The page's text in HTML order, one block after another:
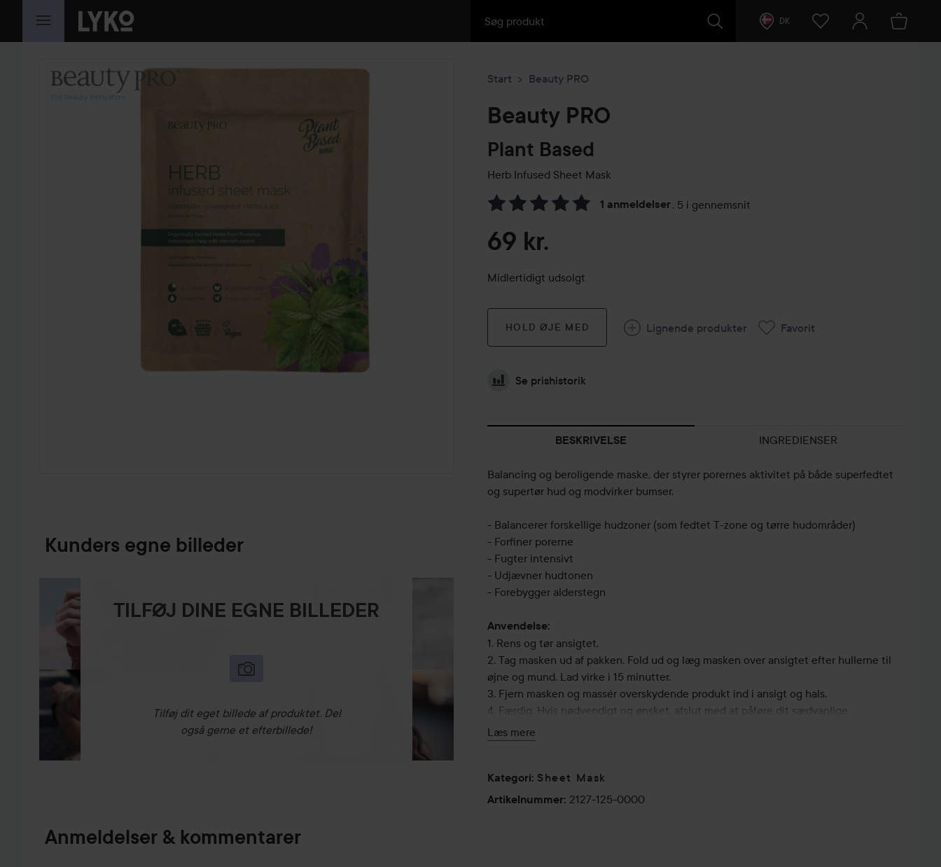
GÅ TIL INDHOLD DK
Kunders egne billeder
TILFØJ DINE EGNE BILLEDER
Tilføj dit eget billede af produktet. Del
også gerne et efterbillede!
Anmeldelser & kommentarer
Start Beauty PRO
Beauty PRO
Plant Based
Herb Infused Sheet Mask
1 anmeldelser, 5 i gennemsnit
Gå til Anmeldelser & kommentarer
69 kr.
Midlertidigt udsolgt
HOLD ØJE MED Lignende produkter Favorit
Se prishistorik
BESKRIVELSE INGREDIENSER
Balancing og beroligende maske, der styrer porernes aktivitet på både superfedtet
og supertør hud og modvirker bumser.
- Balancerer forskellige hudzoner (som fedtet T-zone og tørre hudområder)
- Forfiner porerne
- Fugter intensivt
- Udjævner hudtonen
- Forebygger alderstegn
Anvendelse:
1. Rens og tør ansigtet.
2. Tag masken ud af pakken. Fold ud og læg masken over ansigtet efter hullerne til
øjne og mund. Lad virke i 15 minutter.
3. Fjern masken og massér overskydende produkt ind i ansigt og hals.
4. Færdig. Hvis nødvendigt og ønsket, afslut med at påføre dit sædvanlige
serum/creme og evt. foundation.
Læs mere
Kategori: Sheet Mask
Artikelnummer: 2127-125-0000